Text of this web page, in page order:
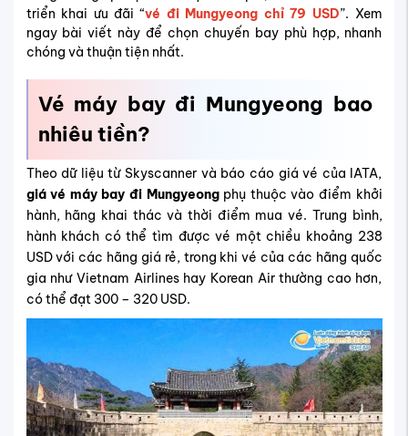
triển khai ưu đãi “vé đi Mungyeong chỉ 79 USD”. Xem
ngay bài viết này để chọn chuyến bay phù hợp, nhanh
chóng và thuận tiện nhất.
Vé máy bay đi Mungyeong bao
nhiêu tiền?
Theo dữ liệu từ Skyscanner và báo cáo giá vé của IATA,
giá vé máy bay đi Mungyeongphụ thuộc vào điểm khởi
hành, hãng khai thác và thời điểm mua vé. Trung bình,
hành khách có thể tìm được vé một chiều khoảng 238
USD với các hãng giá rẻ, trong khi vé của các hãng quốc
gia như Vietnam Airlines hay Korean Air thường cao hơn,
có thể đạt 300 – 320 USD.